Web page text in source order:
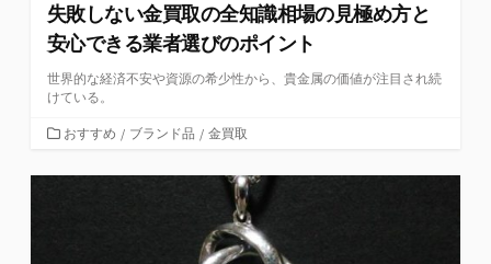
失敗しない金買取の全知識相場の見極め方と
安心できる業者選びのポイント
世界的な経済不安や資源の希少性から、貴金属の価値が注目され続
けている。
カ
ゴ
おすすめ / ブランド品 / 金買取